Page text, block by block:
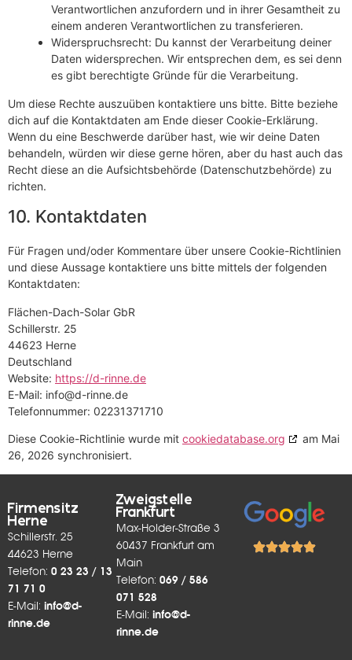
Verantwortlichen anzufordern und in ihrer Gesamtheit zu
einem anderen Verantwortlichen zu transferieren.
Widerspruchsrecht: Du kannst der Verarbeitung deiner
Daten widersprechen. Wir entsprechen dem, es sei denn
es gibt berechtigte Gründe für die Verarbeitung.
Um diese Rechte auszuüben kontaktiere uns bitte. Bitte beziehe
dich auf die Kontaktdaten am Ende dieser Cookie-Erklärung.
Wenn du eine Beschwerde darüber hast, wie wir deine Daten
behandeln, würden wir diese gerne hören, aber du hast auch das
Recht diese an die Aufsichtsbehörde (Datenschutzbehörde) zu
richten.
10. Kontaktdaten
Für Fragen und/oder Kommentare über unsere Cookie-Richtlinien
und diese Aussage kontaktiere uns bitte mittels der folgenden
Kontaktdaten:
Flächen-Dach-Solar GbR
Schillerstr. 25
44623 Herne
Deutschland
Website: https://d-rinne.de
E-Mail: info@d-rinne.de
Telefonnummer: 02231371710
Diese Cookie-Richtlinie wurde mit cookiedatabase.org
am Mai
26, 2026 synchronisiert.
Firmensitz
Herne
Schillerstr. 25
44623 Herne
Telefon: 0 23 23 / 13
71 71 0
E-Mail: info@d-
rinne.de
Zweigstelle
Frankfurt
Max-Holder-Straße 3
60437 Frankfurt am
Main
Telefon:069 / 586
071 528
E-Mail:info@d-
rinne.de